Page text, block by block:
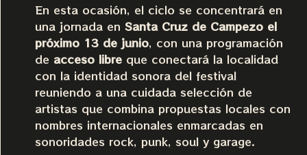
En esta ocasión, el ciclo se concentrará en
una jornada en Santa Cruz de Campezo el
próximo 13 de junio, con una programación
de acceso libre que conectará la localidad
con la identidad sonora del festival
reuniendo a una cuidada selección de
artistas que combina propuestas locales con
nombres internacionales enmarcadas en
sonoridades rock, punk, soul y garage.